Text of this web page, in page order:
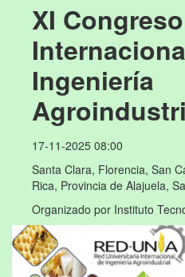
XI Congreso
Ingeniería
17-11-2025 08:00
Santa Clara, Florencia, San
Rica, Provincia de Alajuela,
Organizado por Instituto